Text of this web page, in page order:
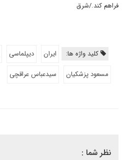
فراهم کند./شرق
کلید واژه ها: ایران دیپلماسی
مسعود پزشکیان
سیدعباس عراقچی
نظر شما :